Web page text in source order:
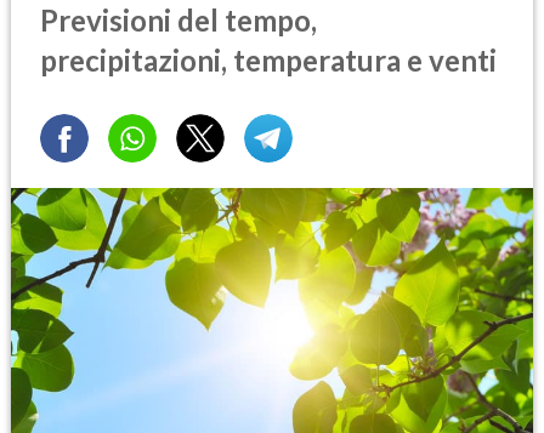
Previsioni del tempo,
precipitazioni, temperatura e venti